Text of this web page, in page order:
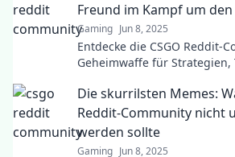
Freund im Kampf um den
Gaming Jun 8, 2025
Entdecke die CSGO Reddit-
Geheimwaffe für Strategien,
Die skurrilsten Memes:
Reddit-Community nicht
werden sollte
Gaming Jun 8, 2025